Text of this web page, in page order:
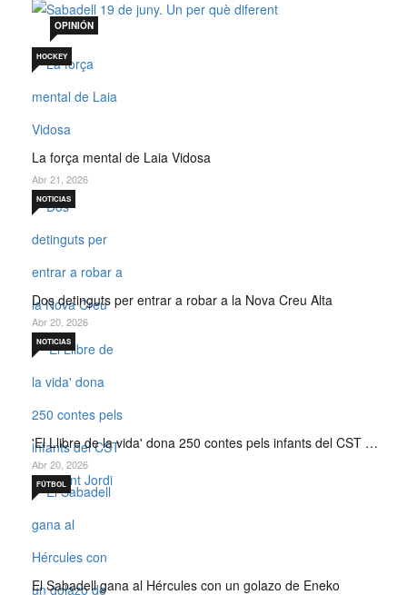
OPINIÓN
La força mental de Laia Vidosa
HOCKEY
Abr 21, 2026
Dos detinguts per entrar a robar a la Nova Creu Alta
NOTICIAS
Abr 20, 2026
'El Llibre de la vida' dona 250 contes pels infants del CST …
NOTICIAS
Abr 20, 2026
El Sabadell gana al Hércules con un golazo de Eneko
FÚTBOL